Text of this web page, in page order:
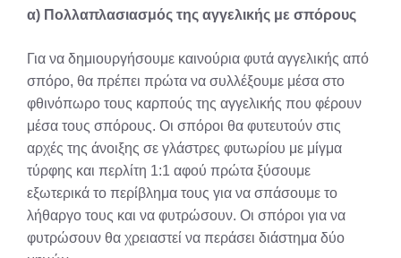
α) Πολλαπλασιασμός της αγγελικής με σπόρους
Για να δημιουργήσουμε καινούρια φυτά αγγελικής από
σπόρο, θα πρέπει πρώτα να συλλέξουμε μέσα στο
φθινόπωρο τους καρπούς της αγγελικής που φέρουν
μέσα τους σπόρους. Οι σπόροι θα φυτευτούν στις
αρχές της άνοιξης σε γλάστρες φυτωρίου με μίγμα
τύρφης και περλίτη 1:1 αφού πρώτα ξύσουμε
εξωτερικά το περίβλημα τους για να σπάσουμε το
λήθαργο τους και να φυτρώσουν. Οι σπόροι για να
φυτρώσουν θα χρειαστεί να περάσει διάστημα δύο